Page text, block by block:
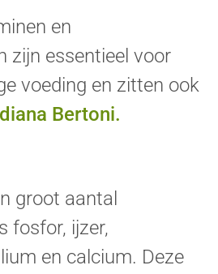
en
zijn essentieel voor
voeding en zitten ook
Bertoni.
groot aantal
fosfor, ijzer,
en calcium. Deze